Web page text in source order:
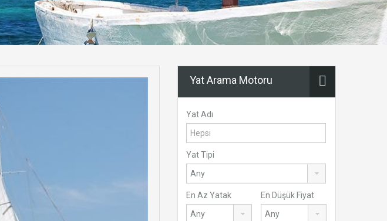
Yat Arama Motoru
Yat Adı
Yat Tipi
En Az Yatak En Düşük Fiyat